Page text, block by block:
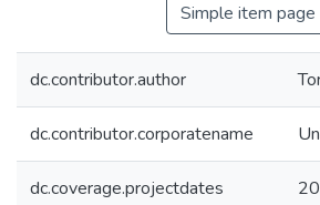
Simple item page
dc.contributor.author
dc.contributor.corporatename
dc.coverage.projectdates